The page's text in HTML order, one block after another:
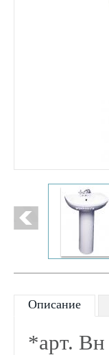
Описание
*арт.